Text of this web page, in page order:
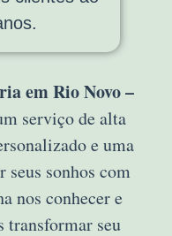
em Rio Novo –
serviço de alta
e uma
seus sonhos com
nos conhecer e
transformar seu